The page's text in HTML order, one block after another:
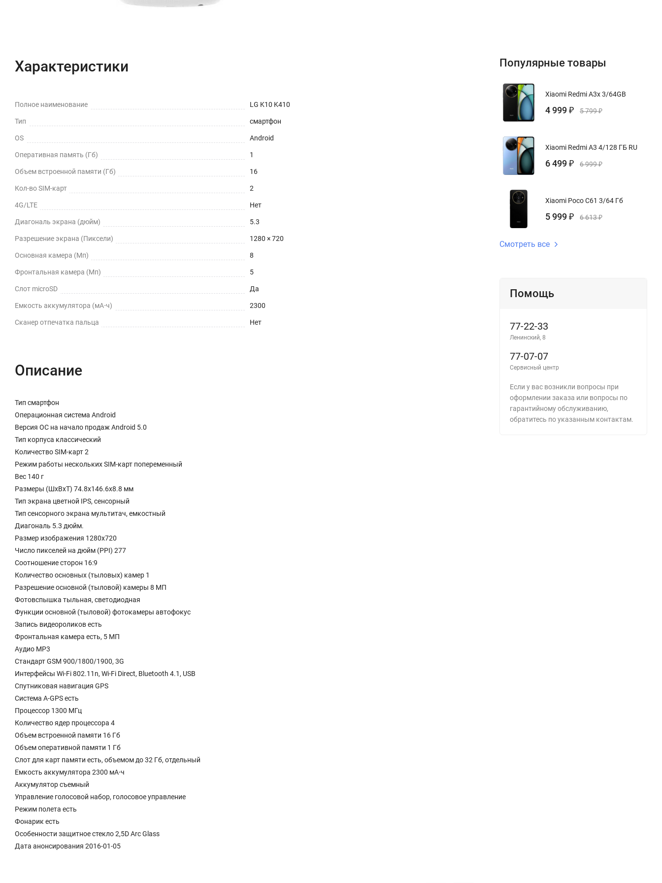
Характеристики
Полное наименование LG K10 K410
Тип смартфон
OS Android
Оперативная память (Гб) 1
Объем встроенной памяти (Гб) 16
Кол-во SIM-карт 2
4G/LTE Нет
Диагональ экрана (дюйм) 5.3
Разрешение экрана (Пиксели) 1280 × 720
Основная камера (Мп) 8
Фронтальная камера (Мп) 5
Слот microSD Да
Емкость аккумулятора (мА⋅ч) 2300
Сканер отпечатка пальца Нет
Описание
Тип смартфон
Операционная система Android
Версия ОС на начало продаж Android 5.0
Тип корпуса классический
Количество SIM-карт 2
Режим работы нескольких SIM-карт попеременный
Вес 140 г
Размеры (ШxВxТ) 74.8x146.6x8.8 мм
Тип экрана цветной IPS, сенсорный
Тип сенсорного экрана мультитач, емкостный
Диагональ 5.3 дюйм.
Размер изображения 1280x720
Число пикселей на дюйм (PPI) 277
Соотношение сторон 16:9
Количество основных (тыловых) камер 1
Разрешение основной (тыловой) камеры 8 МП
Фотовспышка тыльная, светодиодная
Функции основной (тыловой) фотокамеры автофокус
Запись видеороликов есть
Фронтальная камера есть, 5 МП
Аудио MP3
Стандарт GSM 900/1800/1900, 3G
Интерфейсы Wi-Fi 802.11n, Wi-Fi Direct, Bluetooth 4.1, USB
Спутниковая навигация GPS
Cистема A-GPS есть
Процессор 1300 МГц
Количество ядер процессора 4
Объем встроенной памяти 16 Гб
Объем оперативной памяти 1 Гб
Слот для карт памяти есть, объемом до 32 Гб, отдельный
Емкость аккумулятора 2300 мА⋅ч
Аккумулятор съемный
Управление голосовой набор, голосовое управление
Режим полета есть
Фонарик есть
Особенности защитное стекло 2,5D Arc Glass
Дата анонсирования 2016-01-05
Популярные товары
Xiaomi Redmi A3x 3/64GB
4 999 ₽ 5 799₽
Xiaomi Redmi A3 4/128 ГБ RU
6 499 ₽ 6 999₽
Xiaomi Poco C61 3/64 Гб
5 999 ₽ 6 613₽
Смотреть все
Помощь
77-22-33
Ленинский, 8
77-07-07
Сервисный центр
Если у вас возникли вопросы при
оформлении заказа или вопросы по
гарантийному обслуживанию,
обратитесь по указанным контактам.